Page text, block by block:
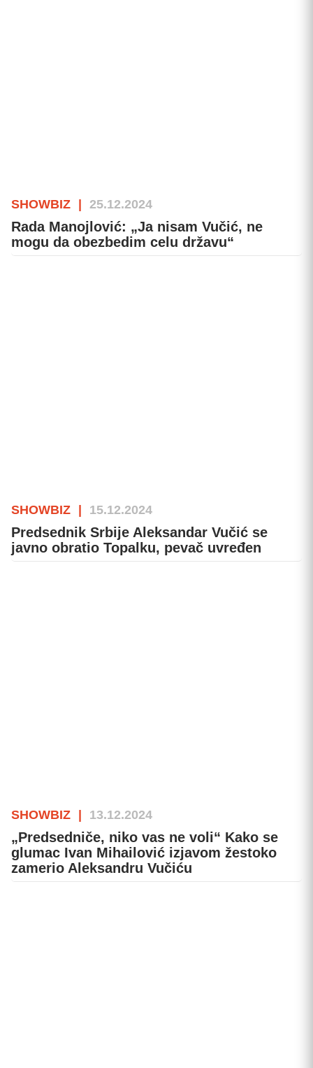
SHOWBIZ 25.12.2024
Rada Manojlović: „Ja nisam Vučić, ne
mogu da obezbedim celu državu“
SHOWBIZ | 15.12.2024
Predsednik Srbije Aleksandar Vučić se
javno obratio Topalku, pevač uvređen
SHOWBIZ | 13.12.2024
„Predsedniče, niko vas ne voli“ Kako se
glumac Ivan Mihailović izjavom žestoko
zamerio Aleksandru Vučiću